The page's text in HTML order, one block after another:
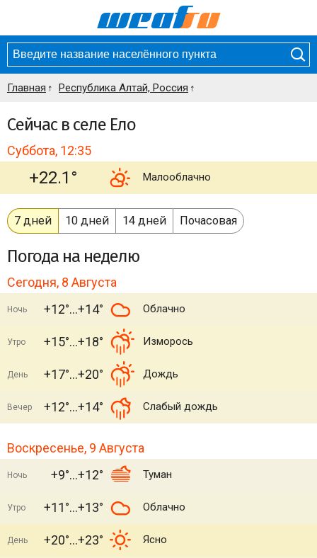
Главная Республика Алтай, Россия
Сейчас в селе Ело
Суббота, 12:35
+22.1° Малооблачно
7 дней 10 дней 14 дней Почасовая
Погода на неделю
Сегодня, 8 Августа
Ночь +12° +14° Облачно
Утро +15° +18° Изморось
День +17° +20° Дождь
Вечер +12° +14° Слабый дождь
Воскресенье, 9 Августа
Ночь +9° +12° Туман
Утро +11° +13° Облачно
День +20° +23° Ясно